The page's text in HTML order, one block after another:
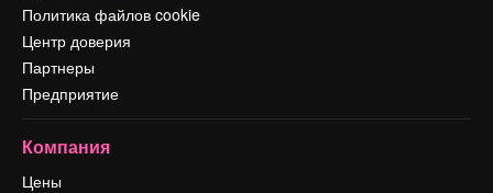
Политика файлов cookie
Центр доверия
Партнеры
Предприятие
Компания
Цены